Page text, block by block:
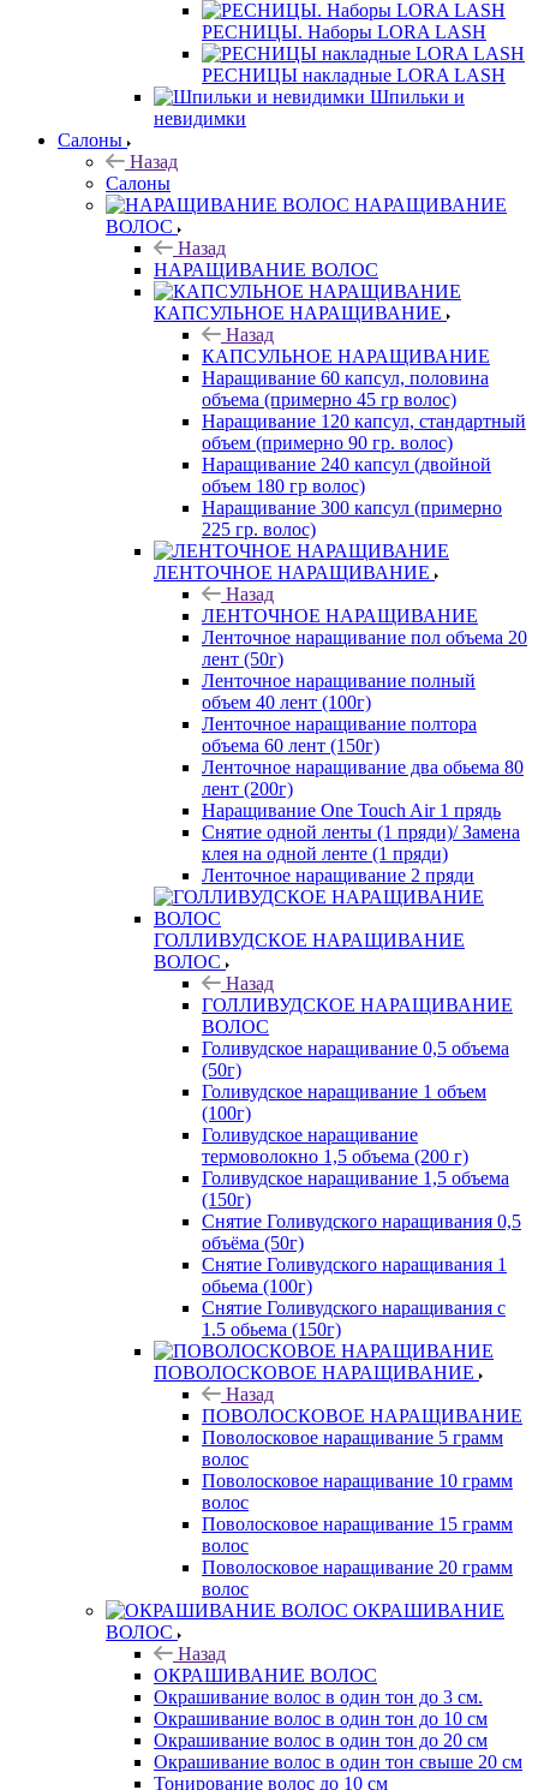
РЕСНИЦЫ. Наборы LORA LASH
РЕСНИЦЫ накладные LORA LASH
Шпильки и
невидимки
Салоны
Назад
Салоны
НАРАЩИВАНИЕ
ВОЛОС
Назад
НАРАЩИВАНИЕ ВОЛОС
КАПСУЛЬНОЕ НАРАЩИВАНИЕ
Назад
КАПСУЛЬНОЕ НАРАЩИВАНИЕ
Наращивание 60 капсул, половина
объема (примерно 45 гр волос)
Наращивание 120 капсул, стандартный
объем (примерно 90 гр. волос)
Наращивание 240 капсул (двойной
объем 180 гр волос)
Наращивание 300 капсул (примерно
225 гр. волос)
ЛЕНТОЧНОЕ НАРАЩИВАНИЕ
Назад
ЛЕНТОЧНОЕ НАРАЩИВАНИЕ
Ленточное наращивание пол объема 20
лент (50г)
Ленточное наращивание полный
объем 40 лент (100г)
Ленточное наращивание полтора
объема 60 лент (150г)
Ленточное наращивание два обьема 80
лент (200г)
Наращивание One Touch Air 1 прядь
Снятие одной ленты (1 пряди)/ Замена
клея на одной ленте (1 пряди)
Ленточное наращивание 2 пряди
ГОЛЛИВУДСКОЕ НАРАЩИВАНИЕ
ВОЛОС
Назад
ГОЛЛИВУДСКОЕ НАРАЩИВАНИЕ
ВОЛОС
Голивудское наращивание 0,5 объема
(50г)
Голивудское наращивание 1 объем
(100г)
Голивудское наращивание
термоволокно 1,5 объема (200 г)
Голивудское наращивание 1,5 объема
(150г)
Снятие Голивудского наращивания 0,5
объёма (50г)
Снятие Голивудского наращивания 1
обьема (100г)
Снятие Голивудского наращивания с
1.5 обьема (150г)
ПОВОЛОСКОВОЕ НАРАЩИВАНИЕ
Назад
ПОВОЛОСКОВОЕ НАРАЩИВАНИЕ
Поволосковое наращивание 5 грамм
волос
Поволосковое наращивание 10 грамм
волос
Поволосковое наращивание 15 грамм
волос
Поволосковое наращивание 20 грамм
волос
ОКРАШИВАНИЕ
ВОЛОС
Назад
ОКРАШИВАНИЕ ВОЛОС
Окрашивание волос в один тон до 3 см.
Окрашивание волос в один тон до 10 см
Окрашивание волос в один тон до 20 см
Окрашивание волос в один тон свыше 20 см
Тонирование волос до 10 см